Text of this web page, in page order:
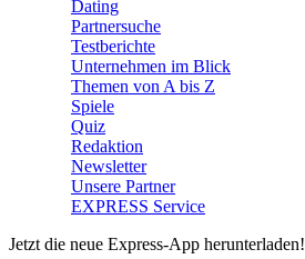
Dating
Partnersuche
Testberichte
Unternehmen im Blick
Themen von A bis Z
Spiele
Quiz
Redaktion
Newsletter
Unsere Partner
EXPRESS Service
Jetzt die neue Express-App herunterladen!